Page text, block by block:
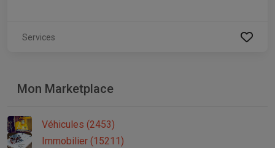
Services
Mon Marketplace
Véhicules (2453)
Immobilier (15211)